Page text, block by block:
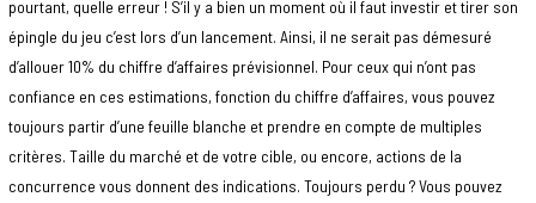
pourtant, quelle erreur ! S’il y a bien un moment où il faut investir et tirer son
épingle du jeu c’est lors d’un lancement. Ainsi, il ne serait pas démesuré
d’allouer 10% du chiffre d’affaires prévisionnel. Pour ceux qui n’ont pas
confiance en ces estimations, fonction du chiffre d’affaires, vous pouvez
toujours partir d’une feuille blanche et prendre en compte de multiples
critères. Taille du marché et de votre cible, ou encore, actions de la
concurrence vous donnent des indications. Toujours perdu ? Vous pouvez